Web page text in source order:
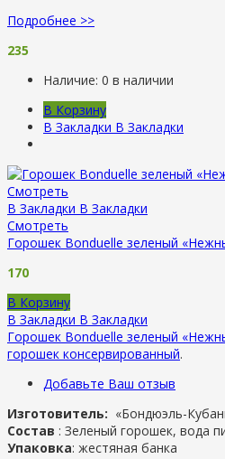
Подробнее >>
235
Наличие: 0 в наличии
В Корзину
В Закладки В Закладки
Смотреть
В Закладки В Закладки
Смотреть
Горошек Bonduelle зеленый
170
В Корзину
В Закладки В Закладки
Горошек Bonduelle зеленый
горошек консервированный.
Добавьте Ваш отзыв
Изготовитель: «Бондюэль-
Состав : Зеленый горошек, вода
Упаковка: жестяная банка